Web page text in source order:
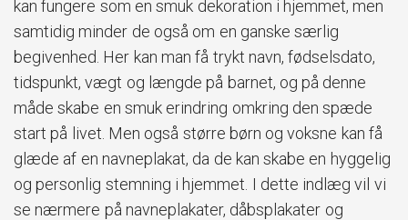
kan fungere som en smuk dekoration i hjemmet, men
samtidig minder de også om en ganske særlig
begivenhed. Her kan man få trykt navn, fødselsdato,
tidspunkt, vægt og længde på barnet, og på denne
måde skabe en smuk erindring omkring den spæde
start på livet. Men også større børn og voksne kan få
glæde af en navneplakat, da de kan skabe en hyggelig
og personlig stemning i hjemmet. I dette indlæg vil vi
se nærmere på navneplakater, dåbsplakater og